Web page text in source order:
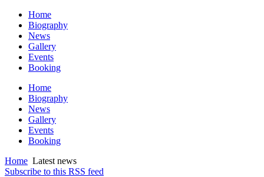
Home
Biography
News
Gallery
Events
Booking
Home
Biography
News
Gallery
Events
Booking
Home Latest news
Subscribe to this RSS feed